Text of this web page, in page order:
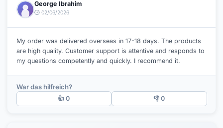
George Ibrahim
🕒 02/06/2026
My order was delivered overseas in 17-18 days. The products
are high quality. Customer support is attentive and responds to
my questions competently and quickly. I recommend it.
War das hilfreich?
👍 0 👎 0